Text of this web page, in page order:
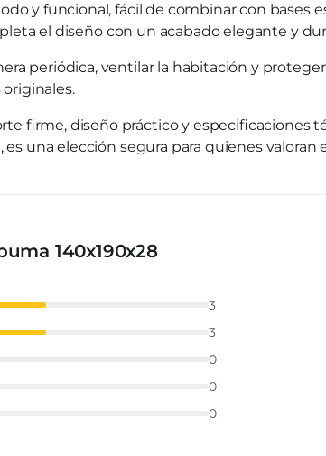
y funcional, fácil de combinar con bases
el diseño con un acabado elegante y
periódica, ventilar la habitación y
firme, diseño práctico y especificaciones
una elección segura para quienes valoran
140x190x28
3
3
0
0
0